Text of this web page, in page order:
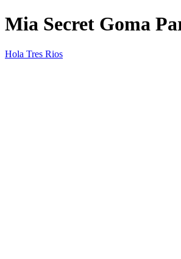
Mia Secret Goma
Hola Tres Rios